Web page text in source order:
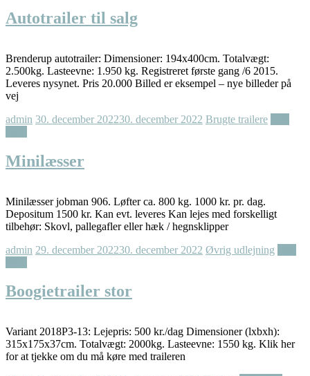
Autotrailer til salg
Brenderup autotrailer: Dimensioner: 194x400cm. Totalvægt:
2.500kg. Lasteevne: 1.950 kg. Registreret første gang /6 2015.
Leveres nysynet. Pris 20.000 Billed er eksempel – nye billeder på
vej
admin 30. december 202230. december 2022 Brugte trailere
Minilæsser
Minilæsser jobman 906. Løfter ca. 800 kg. 1000 kr. pr. dag.
Depositum 1500 kr. Kan evt. leveres Kan lejes med forskelligt
tilbehør: Skovl, pallegafler eller hæk / hegnsklipper
admin 29. december 202230. december 2022 Øvrig udlejning
Boogietrailer stor
Variant 2018P3-13: Lejepris: 500 kr./dag Dimensioner (lxbxh):
315x175x37cm. Totalvægt: 2000kg. Lasteevne: 1550 kg. Klik her
for at tjekke om du må køre med traileren